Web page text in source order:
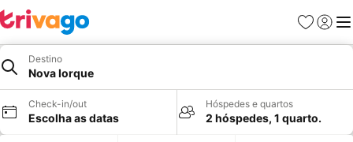
Favoritos
Iniciar
Destino
Nova Iorque
Check-in/out
Escolha as datas
Hóspedes e quartos
2 hóspedes, 1 quarto.